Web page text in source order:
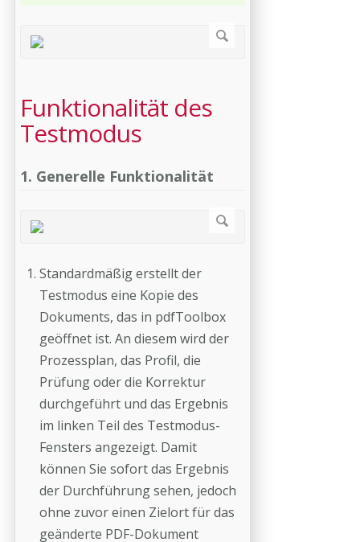
Funktionalität des
Testmodus
1. Generelle Funktionalität
Standardmäßig erstellt der
Testmodus eine Kopie des
Dokuments, das in pdfToolbox
geöffnet ist. An diesem wird der
Prozessplan, das Profil, die
Prüfung oder die Korrektur
durchgeführt und das Ergebnis
im linken Teil des Testmodus-
Fensters angezeigt. Damit
können Sie sofort das Ergebnis
der Durchführung sehen, jedoch
ohne zuvor einen Zielort für das
geänderte PDF-Dokument